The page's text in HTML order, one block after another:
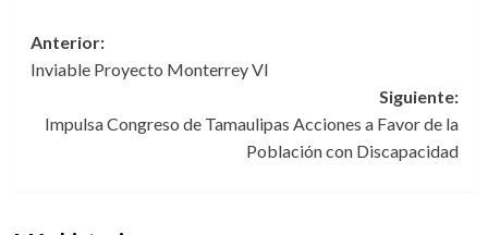
Navegación
de
entradas
Anterior:
Inviable Proyecto Monterrey VI
Siguiente:
Impulsa Congreso de Tamaulipas Acciones a Favor de la
Población con Discapacidad